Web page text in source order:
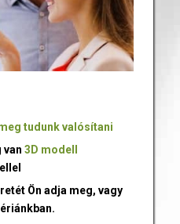
tudunk valósítani
van 3D modell
Ön adja meg, vagy